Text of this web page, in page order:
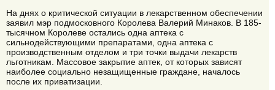
На днях о критической ситуации в лекарственном обеспечении
заявил мэр подмосковного Королева Валерий Минаков. В 185-
тысячном Королеве остались одна аптека с
сильнодействующими препаратами, одна аптека с
производственным отделом и три точки выдачи лекарств
льготникам. Массовое закрытие аптек, от которых зависят
наиболее социально незащищенные граждане, началось
после их приватизации.